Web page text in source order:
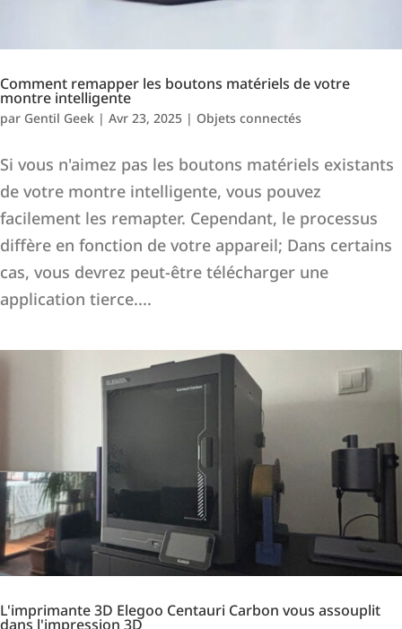
Comment remapper les boutons matériels de votre
montre intelligente
par Gentil Geek | Avr 23, 2025 | Objets connectés
Si vous n'aimez pas les boutons matériels existants
de votre montre intelligente, vous pouvez
facilement les remapter. Cependant, le processus
diffère en fonction de votre appareil; Dans certains
cas, vous devrez peut-être télécharger une
application tierce....
L'imprimante 3D Elegoo Centauri Carbon vous assouplit
dans l'impression 3D